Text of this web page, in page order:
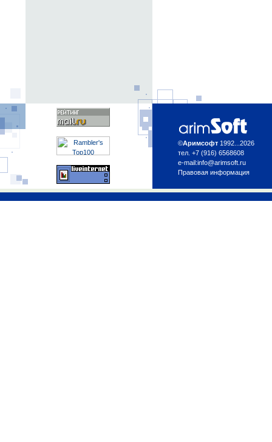
©Аримсофт 1992...2026
тел. +7 (916) 6568608
e-mail:info@arimsoft.ru
Правовая информация